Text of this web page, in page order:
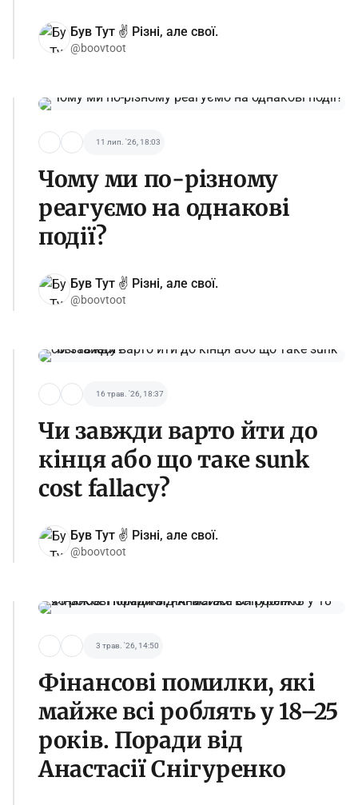
Був Тут ✌️ Різні, але свої.
@boovtoot
11 лип. '26, 18:03
Чому ми по-різному
реагуємо на однакові
події?
Був Тут ✌️ Різні, але свої.
@boovtoot
16 трав. '26, 18:37
Чи завжди варто йти до
кінця або що таке sunk
cost fallacy?
Був Тут ✌️ Різні, але свої.
@boovtoot
3 трав. '26, 14:50
Фінансові помилки, які
майже всі роблять у 18–25
років. Поради від
Анастасії Снігуренко